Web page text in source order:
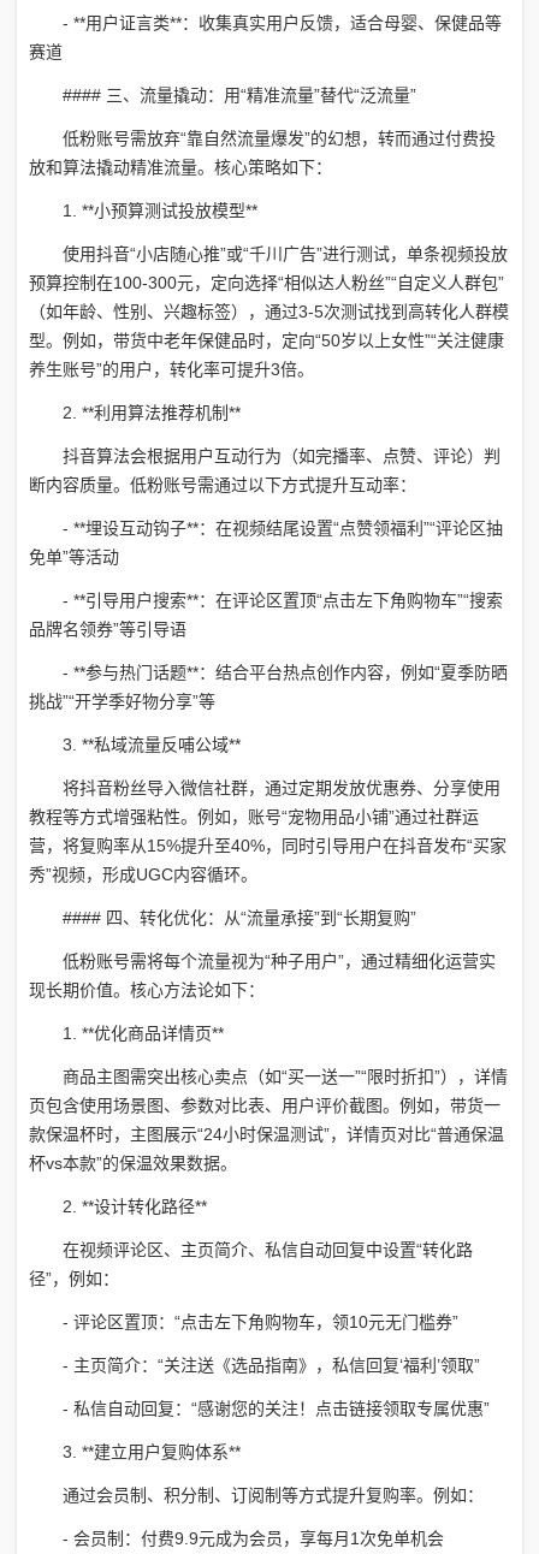
- **用户证言类**：收集真实用户反馈，适合母婴、保健品等
赛道
#### 三、流量撬动：用“精准流量”替代“泛流量”
低粉账号需放弃“靠自然流量爆发”的幻想，转而通过付费投
放和算法撬动精准流量。核心策略如下：
1. **小预算测试投放模型**
使用抖音“小店随心推”或“千川广告”进行测试，单条视频投放
预算控制在100-300元，定向选择“相似达人粉丝”“自定义人群包”
（如年龄、性别、兴趣标签），通过3-5次测试找到高转化人群模
型。例如，带货中老年保健品时，定向“50岁以上女性”“关注健康
养生账号”的用户，转化率可提升3倍。
2. **利用算法推荐机制**
抖音算法会根据用户互动行为（如完播率、点赞、评论）判
断内容质量。低粉账号需通过以下方式提升互动率：
- **埋设互动钩子**：在视频结尾设置“点赞领福利”“评论区抽
免单”等活动
- **引导用户搜索**：在评论区置顶“点击左下角购物车”“搜索
品牌名领券”等引导语
- **参与热门话题**：结合平台热点创作内容，例如“夏季防晒
挑战”“开学季好物分享”等
3. **私域流量反哺公域**
将抖音粉丝导入微信社群，通过定期发放优惠券、分享使用
教程等方式增强粘性。例如，账号“宠物用品小铺”通过社群运
营，将复购率从15%提升至40%，同时引导用户在抖音发布“买家
秀”视频，形成UGC内容循环。
#### 四、转化优化：从“流量承接”到“长期复购”
低粉账号需将每个流量视为“种子用户”，通过精细化运营实
现长期价值。核心方法论如下：
1. **优化商品详情页**
商品主图需突出核心卖点（如“买一送一”“限时折扣”），详情
页包含使用场景图、参数对比表、用户评价截图。例如，带货一
款保温杯时，主图展示“24小时保温测试”，详情页对比“普通保温
杯vs本款”的保温效果数据。
2. **设计转化路径**
在视频评论区、主页简介、私信自动回复中设置“转化路
径”，例如：
- 评论区置顶：“点击左下角购物车，领10元无门槛券”
- 主页简介：“关注送《选品指南》，私信回复‘福利’领取”
- 私信自动回复：“感谢您的关注！点击链接领取专属优惠”
3. **建立用户复购体系**
通过会员制、积分制、订阅制等方式提升复购率。例如：
- 会员制：付费9.9元成为会员，享每月1次免单机会